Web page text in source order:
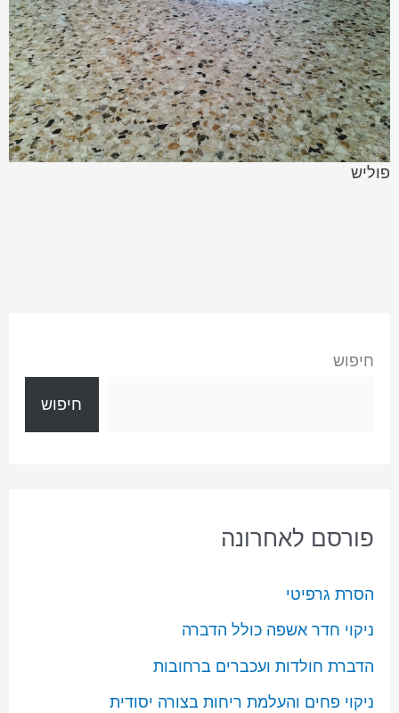
פוליש
חיפוש
חיפוש
פורסם לאחרונה
הסרת גרפיטי
ניקוי חדר אשפה כולל הדברה
הדברת חולדות ועכברים ברחובות
ניקוי פחים והעלמת ריחות בצורה יסודית